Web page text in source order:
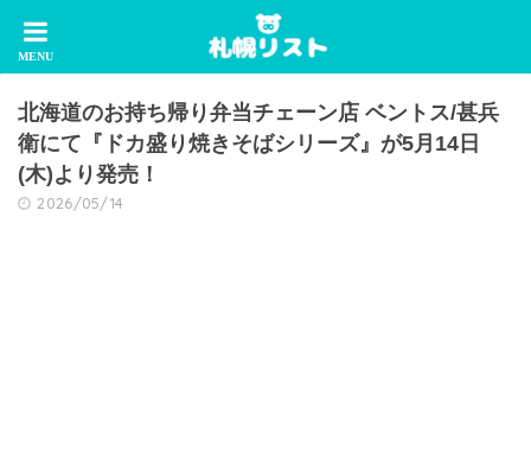
北海道のお持ち帰り弁当チェーン店 ベントス/甚兵
衛にて『ドカ盛り焼きそばシリーズ』が5月14日
(木)より発売！
2026/05/14